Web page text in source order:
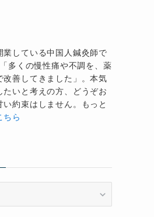
業している中国人鍼灸師で
多くの慢性痛や不調を、薬
改善してきました」。本気
たいと考えの方、どうぞお
約束はしません。もっと
ちら